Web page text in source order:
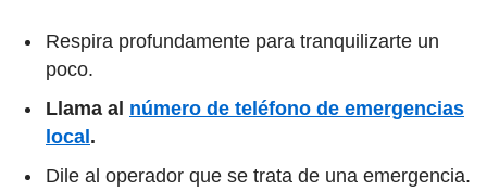
Respira profundamente para tranquilizarte un
poco.
Llama al número de teléfono de emergencias
local.
Dile al operador que se trata de una emergencia.